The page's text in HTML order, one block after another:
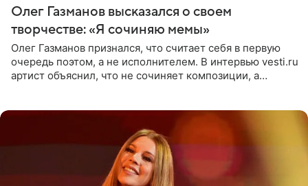
Олег Газманов высказался о своем
творчестве: «Я сочиняю мемы»
Олег Газманов признался, что считает себя в первую
очередь поэтом, а не исполнителем. В интервью vesti.ru
артист объяснил, что не сочиняет композиции, а